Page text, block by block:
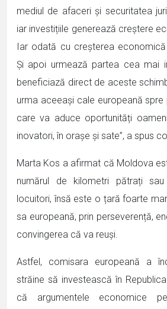
mediul de afaceri și securitatea
iar investițiile generează creștere
Iar odată cu creșterea
Și apoi urmează partea cea mai
beneficiază direct de aceste
urma aceeași cale europeană
care va aduce oportunități
inovatori, în orașe și sate”, a spus
Marta Kos a afirmat că Moldova
numărul de kilometri pătrați
locuitori, însă este o țară foarte
sa europeană, prin perseverență,
convingerea că va reuși.
Astfel, comisara europeană a
străine să investească în
că argumentele economice